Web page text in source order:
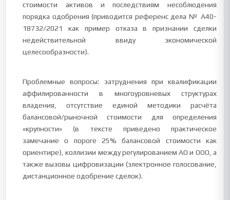
стоимости активов и последствиям несоблюдения
порядка одобрения (приводится референс дела № А40-
18732/2021 как пример отказа в признании сделки
недействительной ввиду экономической
целесообразности).
Проблемные вопросы: затруднения при квалификации
аффилированности в многоуровневых структурах
владения, отсутствие единой методики расчёта
балансовой/рыночной стоимости для определения
«крупности» (в тексте приведено практическое
замечание о пороге 25% балансовой стоимости как
ориентире), коллизии между регулированием АО и ООО, а
также вызовы цифровизации (электронное голосование,
дистанционное одобрение сделок).